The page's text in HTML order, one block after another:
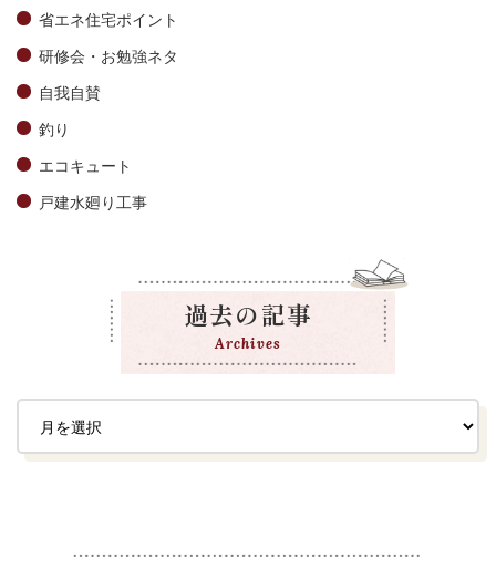
省エネ住宅ポイント
研修会・お勉強ネタ
自我自賛
釣り
エコキュート
戸建水廻り工事
過去の記事
Archives